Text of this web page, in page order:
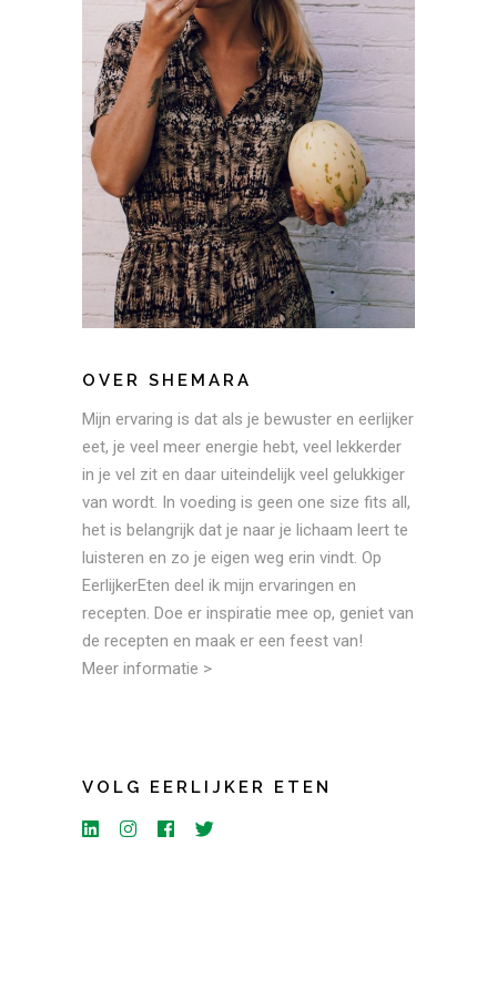
OVER SHEMARA
Mijn ervaring is dat als je bewuster en eerlijker
eet, je veel meer energie hebt, veel lekkerder
in je vel zit en daar uiteindelijk veel gelukkiger
van wordt. In voeding is geen one size fits all,
het is belangrijk dat je naar je lichaam leert te
luisteren en zo je eigen weg erin vindt. Op
EerlijkerEten deel ik mijn ervaringen en
recepten. Doe er inspiratie mee op, geniet van
de recepten en maak er een feest van!
Meer informatie >
VOLG EERLIJKER ETEN